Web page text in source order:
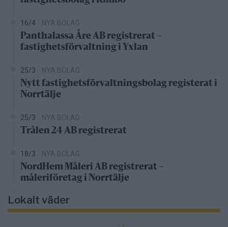
16/4 NYA BOLAG
Panthalassa Åre AB registrerat –
fastighetsförvaltning i Yxlan
25/3 NYA BOLAG
Nytt fastighetsförvaltningsbolag registerat i
Norrtälje
25/3 NYA BOLAG
Trålen 24 AB registrerat
18/3 NYA BOLAG
NordHem Måleri AB registrerat –
måleriföretag i Norrtälje
Lokalt väder